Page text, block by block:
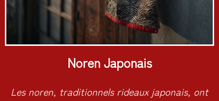
Noren Japonais
Les noren, traditionnels rideaux japonais, ont